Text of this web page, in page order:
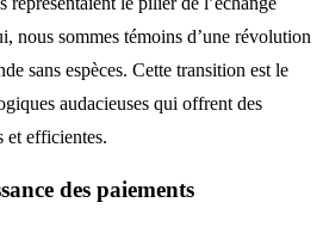
nous sommes témoins d’une révolution
sans espèces. Cette transition est le
audacieuses qui offrent des
et efficientes.
des paiements